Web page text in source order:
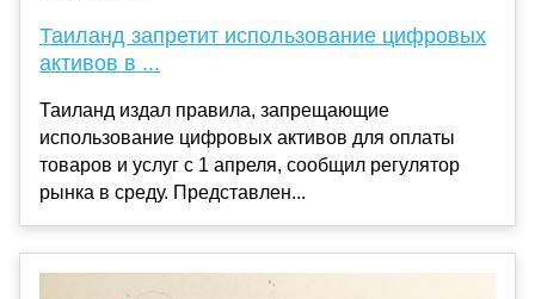
Таиланд запретит использование цифровых
активов в ...
Таиланд издал правила, запрещающие
использование цифровых активов для оплаты
товаров и услуг с 1 апреля, сообщил регулятор
рынка в среду. Представлен...